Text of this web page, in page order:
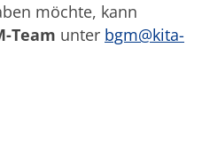
möchte, kann
Team unter bgm@kita-